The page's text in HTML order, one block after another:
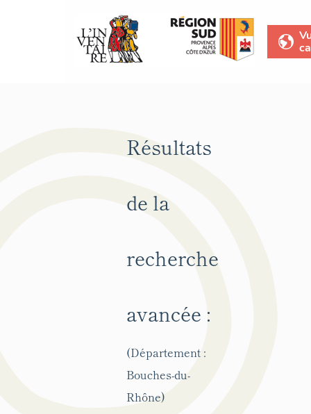
Résultats
de la
recherche
avancée :
(Département :
Bouches-du-
Rhône)